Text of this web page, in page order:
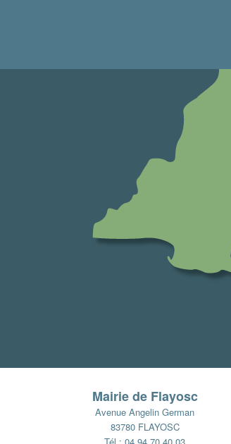
Mairie de Flayosc
Avenue Angelin German
83780 FLAYOSC